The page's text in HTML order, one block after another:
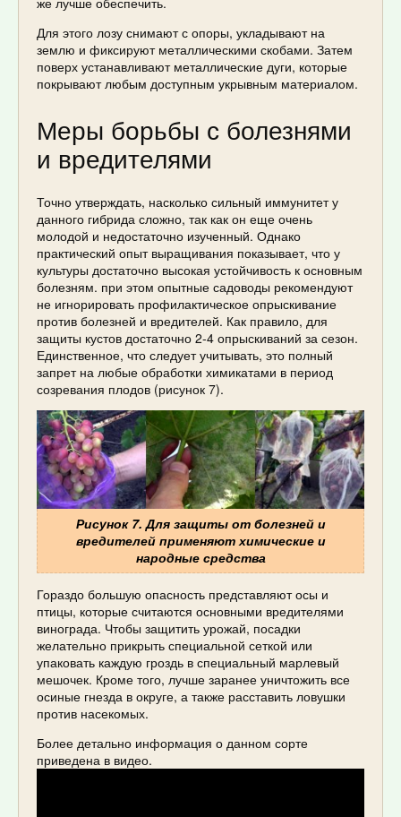
Для этого лозу снимают с опоры, укладывают на
землю и фиксируют металлическими скобами. Затем
поверх устанавливают металлические дуги, которые
покрывают любым доступным укрывным материалом.
Меры борьбы с болезнями
и вредителями
Точно утверждать, насколько сильный иммунитет у
данного гибрида сложно, так как он еще очень
молодой и недостаточно изученный. Однако
практический опыт выращивания показывает, что у
культуры достаточно высокая устойчивость к основным
болезням. при этом опытные садоводы рекомендуют
не игнорировать профилактическое опрыскивание
против болезней и вредителей. Как правило, для
защиты кустов достаточно 2-4 опрыскиваний за сезон.
Единственное, что следует учитывать, это полный
запрет на любые обработки химикатами в период
созревания плодов (рисунок 7).
Рисунок 7. Для защиты от болезней и
вредителей применяют химические и
народные средства
Гораздо большую опасность представляют осы и
птицы, которые считаются основными вредителями
винограда. Чтобы защитить урожай, посадки
желательно прикрыть специальной сеткой или
упаковать каждую гроздь в специальный марлевый
мешочек. Кроме того, лучше заранее уничтожить все
осиные гнезда в округе, а также расставить ловушки
против насекомых.
Более детально информация о данном сорте
приведена в видео.